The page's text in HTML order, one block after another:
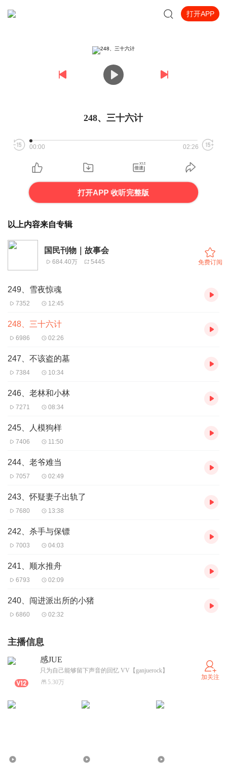
打开APP
248、三十六计
00:00 02:26
打开APP 收听完整版
以上内容来自专辑
国民刊物｜故事会
684.40万 5445 免费订阅
249、雪夜惊魂
7352 12:45
248、三十六计
6986 02:26
247、不该盗的墓
7384 10:34
246、老林和小林
7271 08:34
245、人模狗样
7406 11:50
244、老爷难当
7057 02:49
243、怀疑妻子出轨了
7680 13:38
242、杀手与保镖
7003 04:03
241、顺水推舟
6793 02:09
240、闯进派出所的小猪
6860 02:32
主播信息
感JUE
只为自己能够留下声音的回忆 VV【ganjuerock】
5.30万
加关注